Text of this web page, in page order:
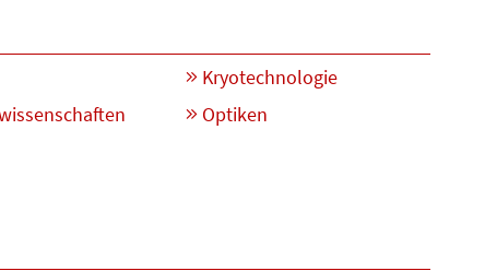
Kryotechnologie
Optiken